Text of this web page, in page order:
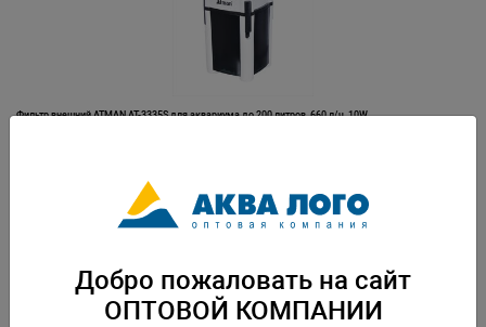
Фильтр внешний ATMAN AT-3335S для аквариума до 200 литров, 660 л/ч, 10W
Добро пожаловать на сайт
ОПТОВОЙ КОМПАНИИ